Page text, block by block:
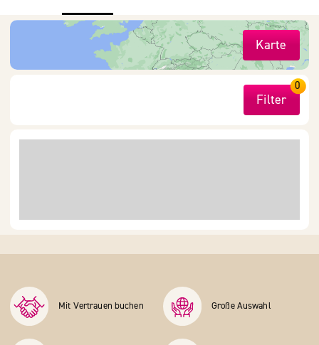
Karte
Filter
0
Mit Vertrauen buchen Große Auswahl